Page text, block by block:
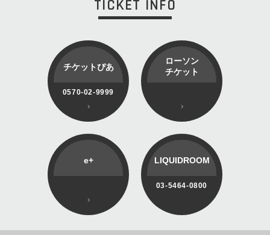
TICKET INFO
チケットぴあ
0570-02-9999
ローソン
チケット
e+ LIQUIDROOM
03-5464-0800